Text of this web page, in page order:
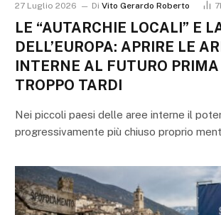
27 Luglio 2026 Di Vito Gerardo Roberto
LE “AUTARCHIE LOCALI” E
DELL’EUROPA: APRIRE LE
INTERNE AL FUTURO
TROPPO TARDI
Nei piccoli paesi delle aree interne il
progressivamente più chiuso proprio